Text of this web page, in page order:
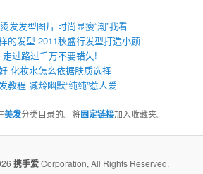
发发型图片 时尚显瘦“潮”我看
的发型 2011秋盛行发型打造小颜
过路过千万不要错失!
化妆水怎么依据肤质选择
教程 减龄幽默“纯纯”惹人爱
美发分类目录的。将固定链接加入收藏夹。
携手爱Corporation, All Rights Reserved.